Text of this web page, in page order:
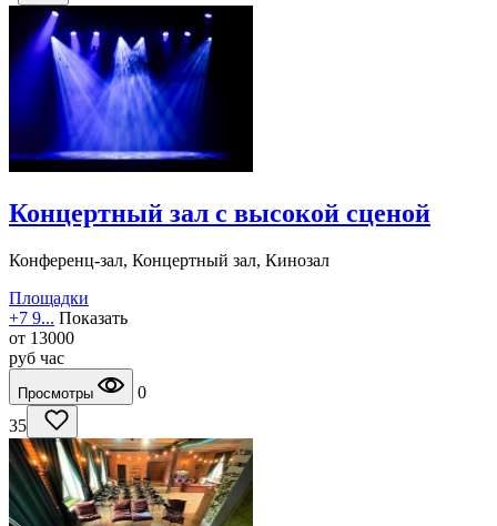
Концертный зал с высокой сценой
Конференц-зал, Концертный зал, Кинозал
Площадки
+7 9... Показать
от 13000
руб час
Просмотры
0
35